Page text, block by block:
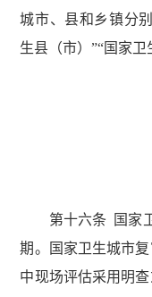
城市、县和乡镇分
生县（市）”“国家卫
第十六条 国家卫
期。国家卫生城市
中现场评估采用明